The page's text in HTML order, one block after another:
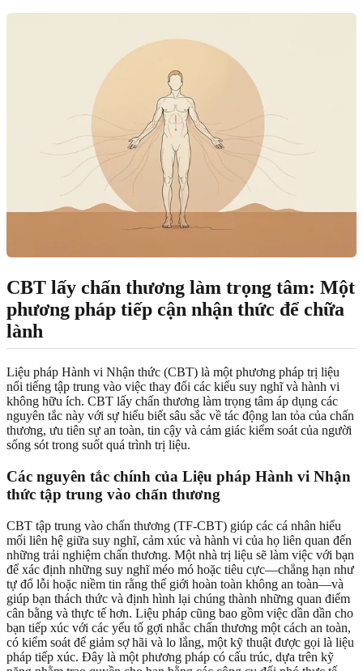
CBT lấy chấn thương làm trọng tâm: Một
phương pháp tiếp cận nhận thức để chữa
lành
Liệu pháp Hành vi Nhận thức (CBT) là một phương pháp trị liệu
nổi tiếng tập trung vào việc thay đổi các kiểu suy nghĩ và hành vi
không hữu ích. CBT lấy chấn thương làm trọng tâm áp dụng các
nguyên tắc này với sự hiểu biết sâu sắc về tác động lan tỏa của chấn
thương, ưu tiên sự an toàn, tin cậy và cảm giác kiểm soát của người
sống sót trong suốt quá trình trị liệu.
Các nguyên tắc chính của Liệu pháp Hành vi Nhận
thức tập trung vào chấn thương
CBT tập trung vào chấn thương (TF-CBT) giúp các cá nhân hiểu
mối liên hệ giữa suy nghĩ, cảm xúc và hành vi của họ liên quan đến
những trải nghiệm chấn thương. Một nhà trị liệu sẽ làm việc với bạn
để xác định những suy nghĩ méo mó hoặc tiêu cực—chẳng hạn như
tự đổ lỗi hoặc niềm tin rằng thế giới hoàn toàn không an toàn—và
giúp bạn thách thức và định hình lại chúng thành những quan điểm
cân bằng và thực tế hơn. Liệu pháp cũng bao gồm việc dần dần cho
bạn tiếp xúc với các yếu tố gợi nhắc chấn thương một cách an toàn,
có kiểm soát để giảm sợ hãi và lo lắng, một kỹ thuật được gọi là liệu
pháp tiếp xúc. Đây là một phương pháp có cấu trúc, dựa trên kỹ